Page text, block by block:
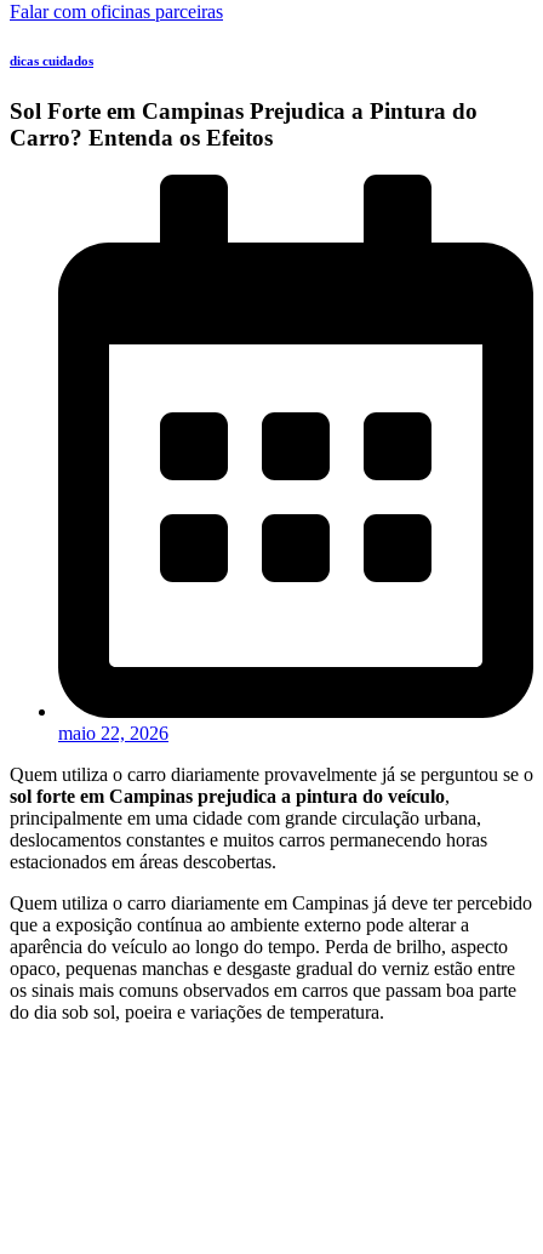
Falar com oficinas parceiras
dicas cuidados
Sol Forte em Campinas Prejudica a Pintura do
Carro? Entenda os Efeitos
maio 22, 2026
Quem utiliza o carro diariamente provavelmente já se perguntou se o
sol forte em Campinas prejudica a pintura do veículo,
principalmente em uma cidade com grande circulação urbana,
deslocamentos constantes e muitos carros permanecendo horas
estacionados em áreas descobertas.
Quem utiliza o carro diariamente em Campinas já deve ter percebido
que a exposição contínua ao ambiente externo pode alterar a
aparência do veículo ao longo do tempo. Perda de brilho, aspecto
opaco, pequenas manchas e desgaste gradual do verniz estão entre
os sinais mais comuns observados em carros que passam boa parte
do dia sob sol, poeira e variações de temperatura.